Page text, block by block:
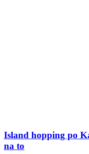
Island hopping po
na to